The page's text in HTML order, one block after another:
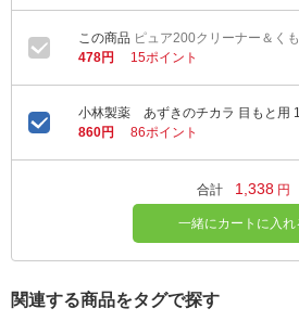
ピュア200クリーナー＆く
478円
15ポイント
小林製薬 あずきのチカラ 目もと用
860円
86ポイント
合計 1,338 円
一緒にカートに入れ
関連する商品をタグで探す